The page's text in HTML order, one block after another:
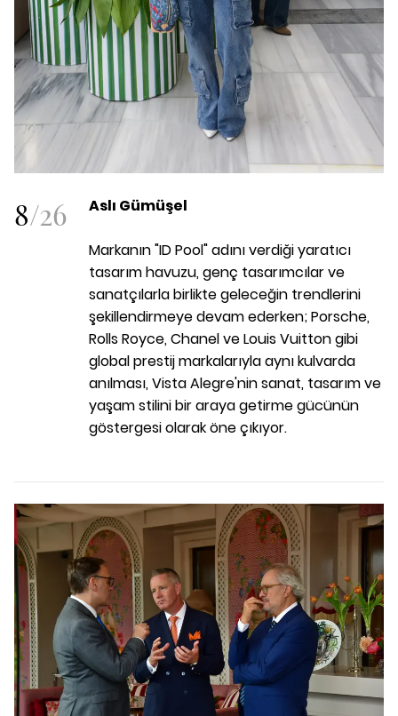
8/26 Aslı Gümüşel
Markanın "ID Pool" adını verdiği yaratıcı
tasarım havuzu, genç tasarımcılar ve
sanatçılarla birlikte geleceğin trendlerini
şekillendirmeye devam ederken; Porsche,
Rolls Royce, Chanel ve Louis Vuitton gibi
global prestij markalarıyla aynı kulvarda
anılması, Vista Alegre'nin sanat, tasarım ve
yaşam stilini bir araya getirme gücünün
göstergesi olarak öne çıkıyor.